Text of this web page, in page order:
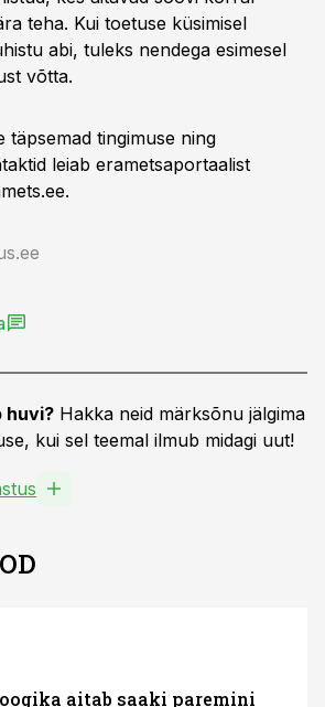
teha. Kui toetuse küsimisel
abi, tuleks nendega esimesel
võtta.
täpsemad tingimuse ning
leiab erametsaportaalist
huvi? Hakka neid märksõnu jälgima
kui sel teemal ilmub midagi uut!
aitab saaki paremini